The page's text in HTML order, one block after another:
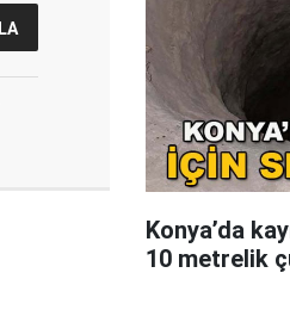
Konya’da
10 metrelik